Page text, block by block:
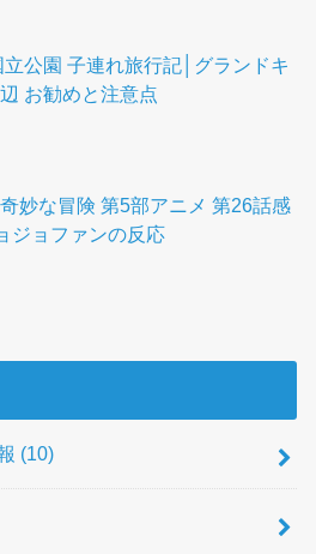
立公園 子連れ旅行記│グランドキ
お勧めと注意点
妙な冒険 第5部アニメ 第26話感
ジョファンの反応
(10)